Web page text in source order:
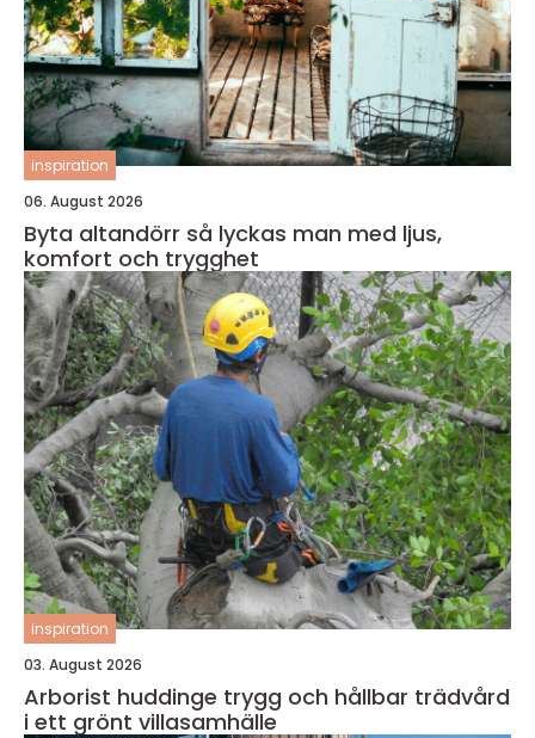
inspiration
06. August 2026
Byta altandörr så lyckas man med ljus,
komfort och trygghet
inspiration
03. August 2026
Arborist huddinge trygg och hållbar trädvård
i ett grönt villasamhälle